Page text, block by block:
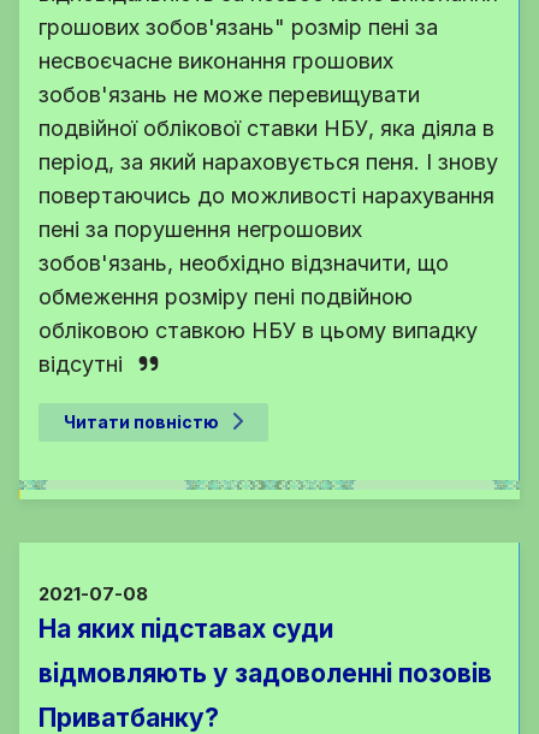
грошових зобов'язань" розмір пені за
несвоєчасне виконання грошових
зобов'язань не може перевищувати
подвійної облікової ставки НБУ, яка діяла в
період, за який нараховується пеня. І знову
повертаючись до можливості нарахування
пені за порушення негрошових
зобов'язань, необхідно відзначити, що
обмеження розміру пені подвійною
обліковою ставкою НБУ в цьому випадку
відсутні
Читати повністю
2021-07-08
На яких підставах суди
відмовляють у задоволенні позовів
Приватбанку?